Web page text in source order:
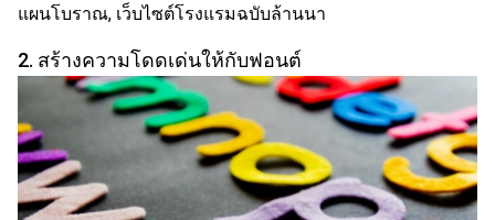
แผนโบราณ, เว็บไซต์โรงแรมฉบับล้านนา
2. สร้างความโดดเด่นให้กับฟอนต์